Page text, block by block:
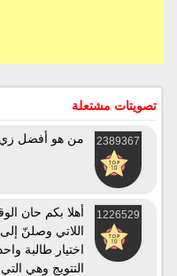
تصويتات مشتعلة
2389367 من هو أفضل
1226529
أهلا بكم حان
اللاتي وصلنّ
اختيار طالبة
التتويج وهي